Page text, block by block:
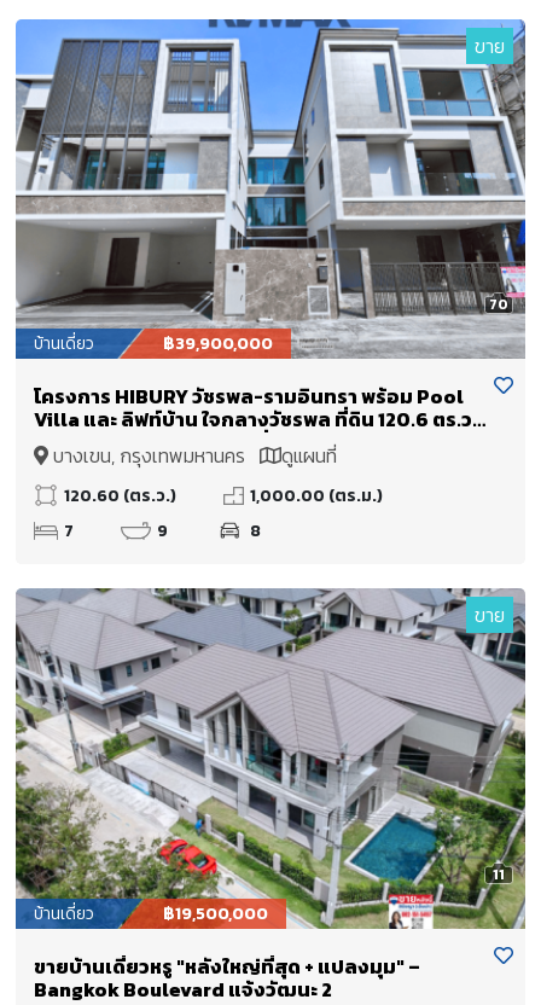
70
ขาย
บ้านเดี่ยว ฿39,900,000
โครงการ HIBURY วัชรพล-รามอินทรา พร้อม Pool
Villa และ ลิฟท์บ้าน ใจกลางวัชรพล ที่ดิน 120.6 ตร.ว.
ใช้สอย: 1,000 ตร.ม. บ้านเดี่ยว Ultra Luxury ขนาด
ใหญ่พิเศษ รวม 2 หลังไว้ในพื้นที่เดียวกัน
บางเขน, กรุงเทพมหานคร ดูแผนที่
120.60 (ตร.ว.)
1,000.00 (ตร.ม.)
7
9 8
11
ขาย
บ้านเดี่ยว ฿19,500,000
ขายบ้านเดี่ยวหรู "หลังใหญ่ที่สุด + แปลงมุม" –
Bangkok Boulevard แจ้งวัฒนะ 2